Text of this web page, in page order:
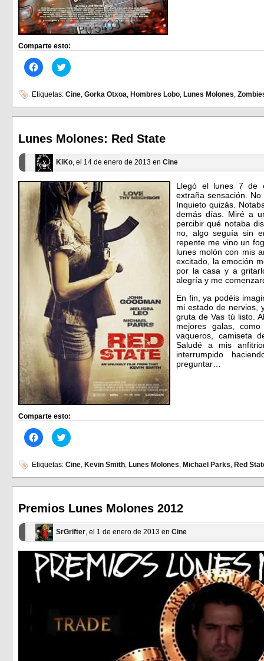
Comparte esto:
Haz
clic
en
Facebook
(Se
abre
ventana
nueva)
Haz
clic
en
Twitter
(Se
abre
ventana
nueva)
Etiquetas: Cine, Gorka Otxoa, Hombres Lobo, Lunes Molones,
Lunes Molones: Red State
KiKo, el 14 de enero de 2013 en Cine
Llegó el lunes 7 de
extraña sensación.
Inquieto quizás.
demás días. Miré a
percibir qué notaba
no, algo seguía sin
repente me vino un
lunes molón con mis
excitado, la emoción
por la casa y a
alegría y me
En fin, ya podéis
mi estado de nervios,
gruta de Vas tú listo.
mejores galas,
vaqueros, camiseta
Saludé a mis
interrumpido
preguntar…
Comparte esto:
Haz
clic
en
Facebook
(Se
abre
ventana
nueva)
Haz
clic
en
Twitter
(Se
abre
ventana
nueva)
Etiquetas: Cine, Kevin Smith, Lunes Molones, Michael Parks, Red
Premios Lunes Molones 2012
SrGrifter, el 1 de enero de 2013 en Cine